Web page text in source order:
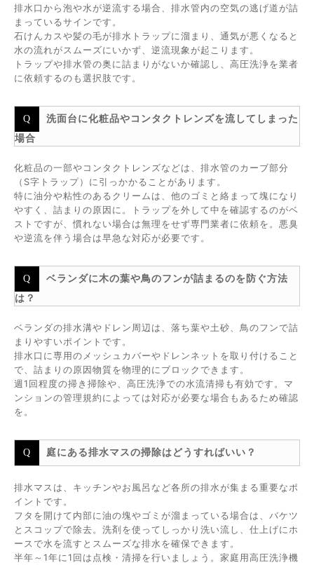
排水口から泡や水が逆流する場合、排水管内の空気の逃げ道が詰
まっているサインです。
石けんカスや髪の毛が排水トラップに溜まり、通気が悪くなると
水の流れがスムーズにいかず、逆流現象が起こります。
トラップや排水管の奥に詰まりがないか確認し、高圧洗浄を業者
に依頼するのも選択肢です。
洗面台に化粧品やコンタクトレンズを流してしまった
場合
化粧品の一部やコンタクトレンズなどは、排水管のカーブ部分
（S字トラップ）に引っかかることがあります。
特に油分や粘性のあるクリームは、他のゴミと絡まって塊になり
やすく、詰まりの原因に。トラップを外して中を確認するのがベ
ストですが、慣れない場合は無理をせず専門業者に依頼を。悪臭
や逆流を伴う場合は早急な対応が必要です。
ベランダに木の葉や鳥のフンが詰まるのを防ぐ方法
は？
ベランダの排水溝やドレン周辺は、落ち葉や土砂、鳥のフンで詰
まりやすいポイントです。
排水口に専用のメッシュカバーやドレンネットを取り付けること
で、詰まりの原因物質を物理的にブロックできます。
週1回程度の掃き掃除や、高圧洗浄での水流清掃も有効です。マ
ンションの管理規約によっては対応が必要な場合もあるため確認
を。
庭にある排水マスの掃除はどうすればいい？
排水マスは、キッチンやお風呂など各所の排水が集まる重要なポ
イントです。
フタを開けて内部に油の塊やゴミが溜まっている場合は、バケツ
とスコップで除去。洗剤を使ってしっかり洗い流し、仕上げにホ
ースで水を流すとスムーズな排水を確保できます。
半年～1年に1回は点検・清掃を行いましょう。家庭用高圧洗浄機